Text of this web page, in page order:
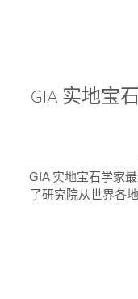
GIA 实地宝
GIA 实地宝石学家
了研究院从世界各